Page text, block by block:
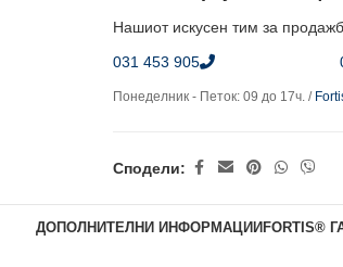
Нашиот искусен тим за
031 453 905
Понеделник - Петок: 09 до 17ч. /
Сподели:
ДОПОЛНИТЕЛНИ ИНФОРМАЦИИFORTIS®